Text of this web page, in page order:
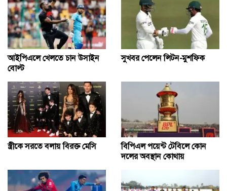
আইপিএলে খেলতে চান উসাইন
বোল্ট
সুখবর পেলেন লিটন-মুশফিক
স্ত্রীকে সরতে বলায় বিরক্ত মেসি
বিপিএল পয়েন্ট টেবিলে কোন
দলের অবস্থান কোথায়